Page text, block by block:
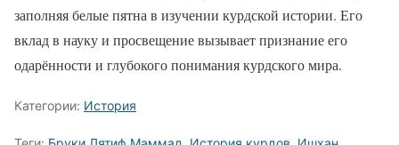
заполняя белые пятна в изучении курдской истории. Его
вклад в науку и просвещение вызывает признание его
одарённости и глубокого понимания курдского мира.
Категории: История